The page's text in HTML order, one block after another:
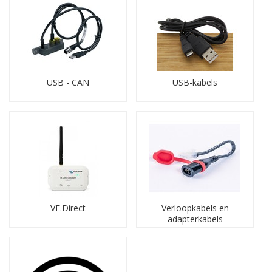
MasterBus is het gesloten, CAN-gebaseerde netwerk van
Mastervolt. Het protocol ondersteunt centrale bediening,
monitoring en service. Hier vindt u MasterBus-interfaces,
kabels, connectoren, afsluitpluggen (terminators) en alle
aanvullende componenten.
Oplaadadapters
voor vrijwel alle bekende techmerken.
Remote bediening
Panels en afstandsbedieningen voor onder meer Victron,
Mastervolt en GYS. Voor uitlezen, programmeren en
bediening op afstand.
Sensoren en temperatuursensor-kabels
laadvoltage op basis van accutemperatuur.
USB - CAN USB-kabels
VE.Direct
Verloopkabels en
adapterkabels